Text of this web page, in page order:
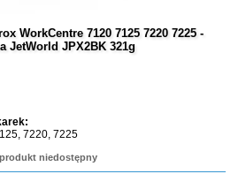
WorkCentre 7120 7125 7220 7225 -
JetWorld JPX2BK 321g
7220, 7225
produkt niedostępny